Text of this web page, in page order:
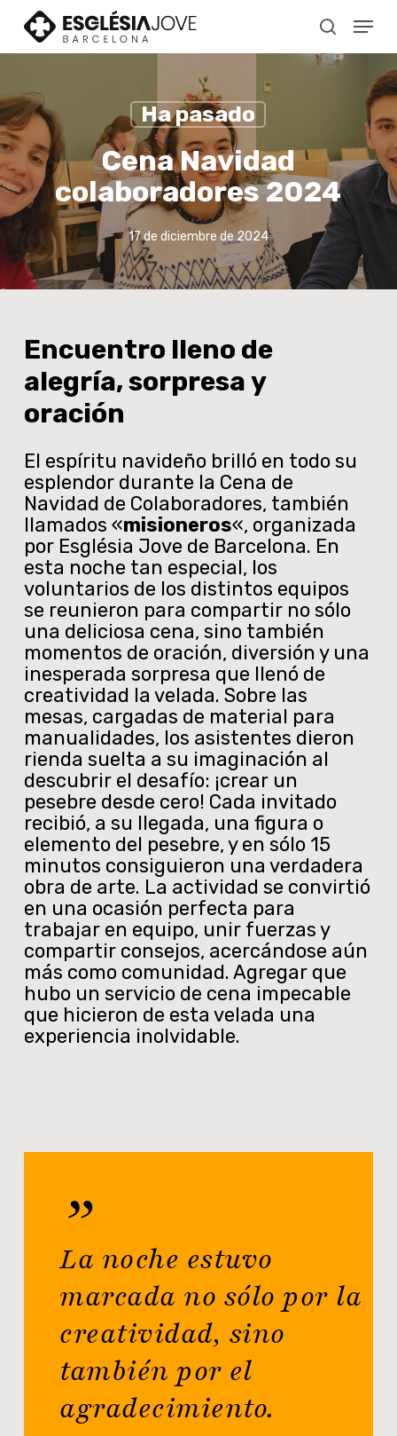
search
Menu
Ha pasado
Cena Navidad
colaboradores 2024
17 de diciembre de 2024
Encuentro lleno de
alegría,sorpresay
oración
El espíritu navideño brilló en todo su
esplendor durante la Cena de
Navidad de Colaboradores, también
llamados «misioneros«, organizada
por Església Jove de Barcelona. En
esta noche tan especial, los
voluntarios de los distintos equipos
se reunieron para compartir no sólo
una deliciosa cena, sino también
momentos de oración, diversión y una
inesperada sorpresa que llenó de
creatividad la velada. Sobre las
mesas, cargadas de material para
manualidades, los asistentes dieron
rienda suelta a su imaginación al
descubrir el desafío: ¡crear un
pesebre desde cero! Cada invitado
recibió, a su llegada, una figura o
elemento del pesebre, y en sólo 15
minutos consiguieron una verdadera
obra de arte. La actividad se convirtió
en una ocasión perfecta para
trabajar en equipo, unir fuerzas y
compartir consejos, acercándose aún
más como comunidad. Agregar que
hubo un servicio de cena impecable
que hicieron de esta velada una
experiencia inolvidable.
”
La noche estuvo
marcada no sólo por la
creatividad, sino
también por el
agradecimiento.